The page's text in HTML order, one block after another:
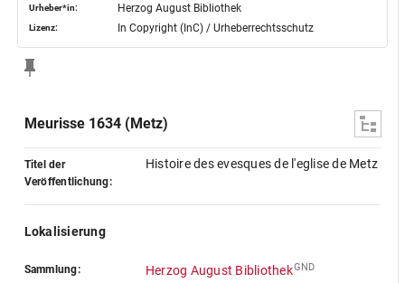
Urheber*in: Herzog August Bibliothek
Lizenz: In Copyright (InC) / Urheberrechtsschutz
Meurisse 1634 (Metz)
Titel der
Veröffentlichung:
Histoire des evesques de l'eglise de Metz
Lokalisierung
Sammlung: Herzog August BibliothekGND